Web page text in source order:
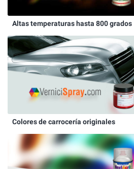
Altas temperaturas hasta 800 grados
Colores de carrocería originales